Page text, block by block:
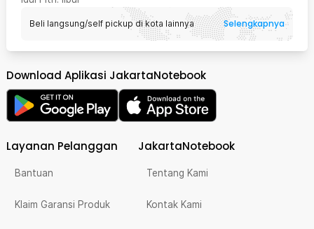
Beli langsung/self pickup di kota lainnya Selengkapnya
Download Aplikasi JakartaNotebook
Layanan Pelanggan
Bantuan
Klaim Garansi Produk
JakartaNotebook
Tentang Kami
Kontak Kami